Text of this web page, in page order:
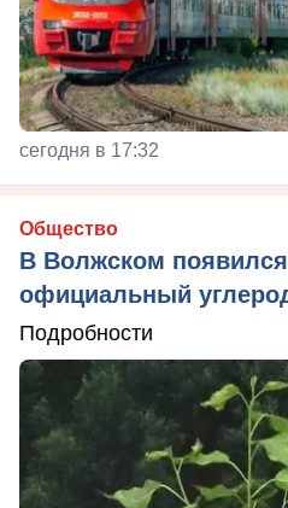
сегодня в 17:32
Общество
В Волжском
официальный
Подробности